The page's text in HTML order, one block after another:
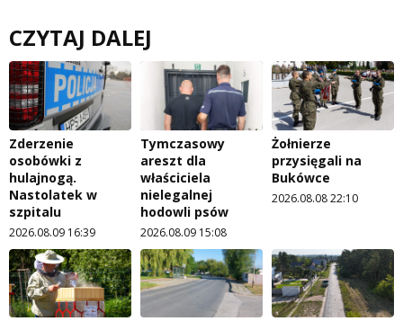
CZYTAJ DALEJ
Zderzenie
osobówki z
hulajnogą.
Nastolatek w
szpitalu
2026.08.09 16:39
Tymczasowy
areszt dla
właściciela
nielegalnej
hodowli psów
2026.08.09 15:08
Żołnierze
przysięgali na
Bukówce
2026.08.08 22:10